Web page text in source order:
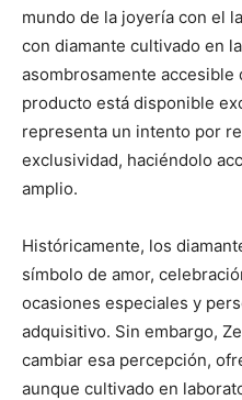
mundo de la joyería con el
con diamante cultivado en
asombrosamente accesible
producto está disponible
representa un intento por
exclusividad, haciéndolo
amplio.
Históricamente, los
símbolo de amor,
ocasiones especiales y
adquisitivo. Sin embargo,
cambiar esa percepción,
aunque cultivado en